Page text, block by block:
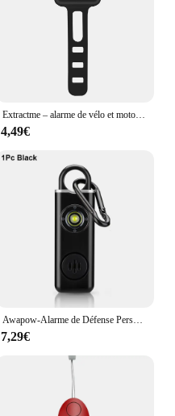
Extractme – alarme de vélo et moto, sans fil, étanche, Vibration, charge USB, télécommande, Protection de sécurité
4,49€
Awapow-Alarme de Défense Personnelle, 130db, avec Lumière LED, Rechargeable, Clé d'Alarme de Sécurité pour Femme, Urgence, Anti-Attaque
7,29€